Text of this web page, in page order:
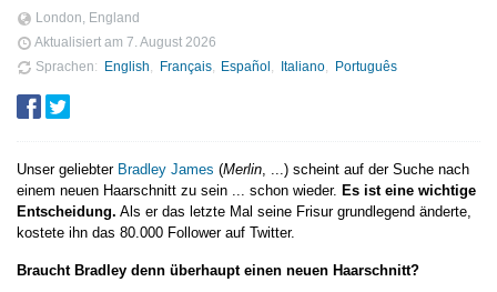
London, England
Aktualisiert am 7. August 2026
Sprachen
English Français Español Italiano Português
Unser geliebter Bradley James (Merlin, ...) scheint auf der Suche nach
einem neuen Haarschnitt zu sein ... schon wieder. Es ist eine wichtige
Entscheidung. Als er das letzte Mal seine Frisur grundlegend änderte,
kostete ihn das 80.000 Follower auf Twitter.
Braucht Bradley denn überhaupt einen neuen Haarschnitt?